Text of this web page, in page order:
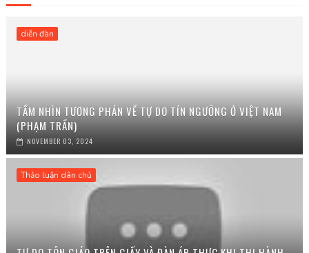
diễn đàn
TẦM NHÌN TƯƠNG PHẢN VỀ TỰ DO TÍN NGƯỠNG Ở VIỆT NAM
(PHẠM TRẦN)
NOVEMBER 03, 2024
Thảo luận dân chủ